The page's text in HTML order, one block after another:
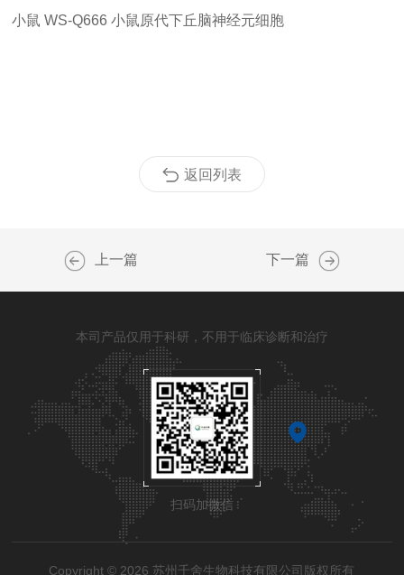
小鼠 WS-Q666 小鼠原代下丘脑神经元细胞
返回列表
上一篇 下一篇
本司产品仅用于科研，不用于临床诊断和治疗
扫码加微信
Copyright © 2026 苏州千舍生物科技有限公司版权所有